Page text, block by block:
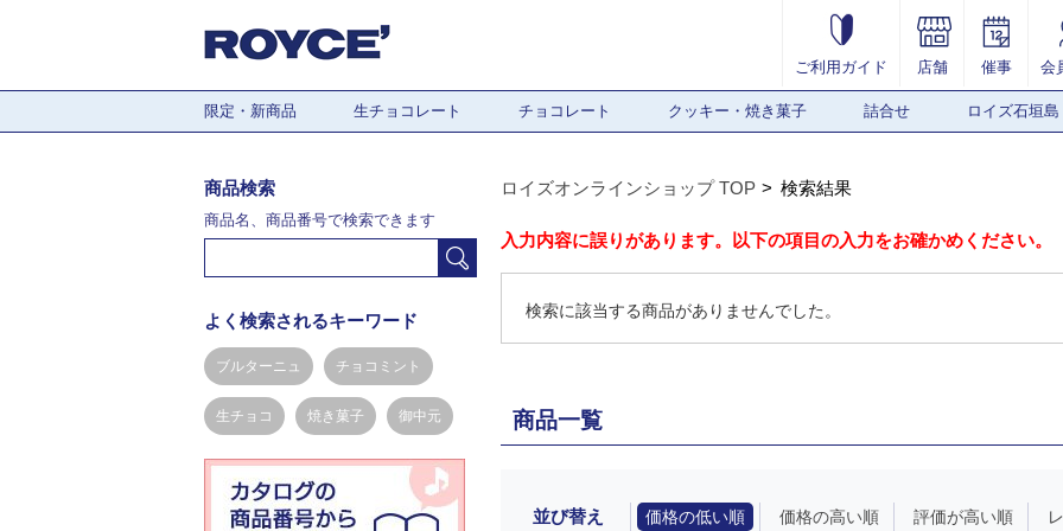
ご利用ガイド 店舗 催事 会
限定・新商品 生チョコレート チョコレート クッキー・焼き菓子 詰合せ ロイズ石垣島
ロイズオンラインショップ TOP 検索結果
入力内容に誤りがあります。以下の項目の入力をお確かめください。
検索に該当する商品がありませんでした。
商品一覧
並び替え 価格の低い順 価格の高い順 評価が高い順
商品検索
商品名、商品番号で検索できます
よく検索されるキーワード
ブルターニュ チョコミント
生チョコ 焼き菓子 御中元